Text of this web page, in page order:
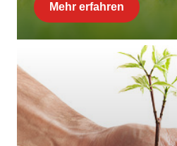
Mehr erfahren